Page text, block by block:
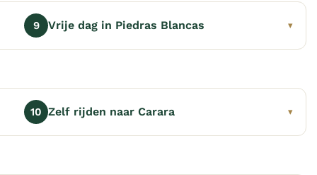
9 Vrije dag in Piedras Blancas ▾
10 Zelf rijden naar Carara ▾